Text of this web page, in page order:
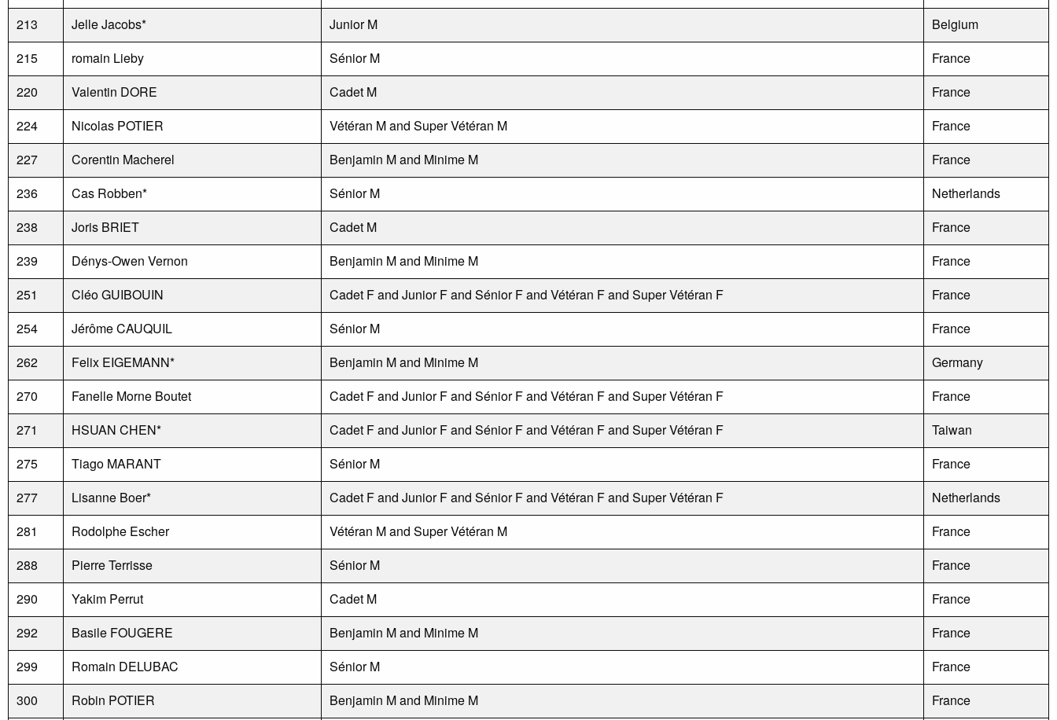
213
Jelle Jacobs* Junior M
Belgium
215
romain Lieby Sénior M
France
220
Valentin DORE Cadet M
France
224
Nicolas POTIER Vétéran M and Super Vétéran M
France
227
Corentin Macherel Benjamin M and Minime M
France
236
Cas Robben* Sénior M
Netherlands
238
Joris BRIET Cadet M
France
239
Dénys-Owen Vernon Benjamin M and Minime M
France
251
Cléo GUIBOUIN Cadet F and Junior F and Sénior F and Vétéran F and Super Vétéran F
France
254
Jérôme CAUQUIL Sénior M
France
262
Felix EIGEMANN* Benjamin M and Minime M
Germany
270
Fanelle Morne Boutet Cadet F and Junior F and Sénior F and Vétéran F and Super Vétéran F
France
271
HSUAN CHEN* Cadet F and Junior F and Sénior F and Vétéran F and Super Vétéran F
Taiwan
275
Tiago MARANT Sénior M
France
277
Lisanne Boer* Cadet F and Junior F and Sénior F and Vétéran F and Super Vétéran F
Netherlands
281
Rodolphe Escher Vétéran M and Super Vétéran M
France
288
Pierre Terrisse Sénior M
France
290
Yakim Perrut Cadet M
France
292
Basile FOUGERE Benjamin M and Minime M
France
299
Romain DELUBAC Sénior M
France
300
Robin POTIER Benjamin M and Minime M
France